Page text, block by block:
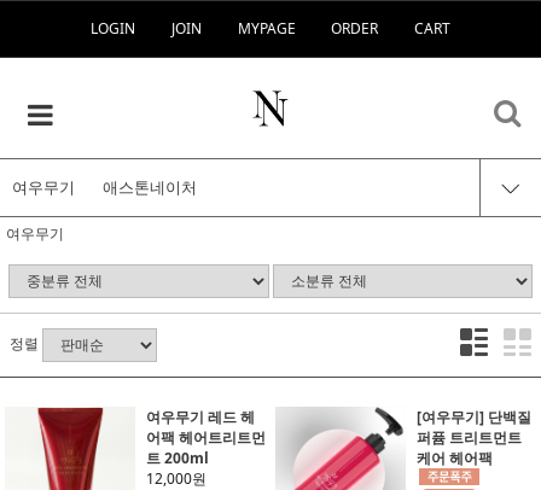
LOGIN JOIN MYPAGE ORDER CART
여우무기 애스톤네이처
여우무기
정렬
여우무기 레드 헤
어팩 헤어트리트먼
트 200ml
12,000원
[여우무기] 단백질
퍼퓸 트리트먼트
케어 헤어팩